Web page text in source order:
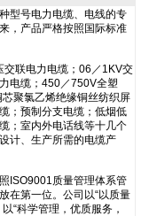
型号电力电缆、电线的专
，产品严格按照国际标准
联电力电缆；06／1KV交
电缆；450／750V全塑
聚氯乙烯绝缘铜丝纺织屏
；预制分支电缆；低烟低
；室内外电话线等十几个
计、生产所需的电缆产
ISO9001质量管理体系管
在第一位。公司以“以质量
“科学管理，优质服务，